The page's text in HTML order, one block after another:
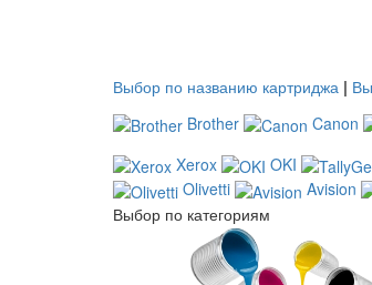
Выбор по названию картриджа |
Brother
Canon
Xerox
OKI
Olivetti
Avision
Выбор по категориям